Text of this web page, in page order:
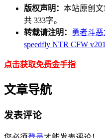
版权声明： 本站原创
共 333字。
转载请注明： 勇者斗
speedfly NTR CFW
点击获取免费金手指
文章导航
发表评论